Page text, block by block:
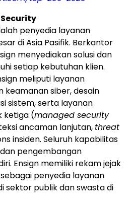
penyedia layanan
di Asia Pasifik. Berkantor
menyediakan solusi dan
setiap kebutuhan klien.
meliputi layanan
keamanan siber, desain
sistem, serta layanan
ketiga (managed security
ancaman lanjutan, threat
insiden. Seluruh kapabilitas
pengembangan
Ensign memiliki rekam jejak
penyedia layanan
sektor publik dan swasta di